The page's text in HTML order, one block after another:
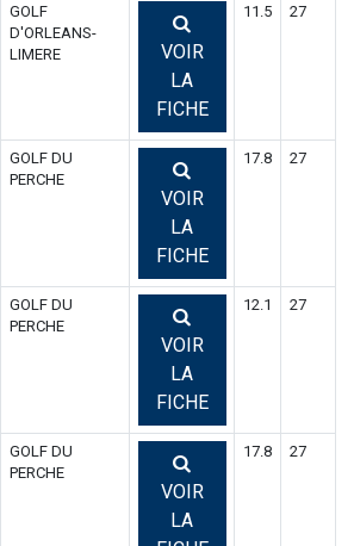
GOLF
D'ORLEANS-
LIMERE
VOIR
LA
FICHE
11.5 27
GOLF DU
PERCHE
VOIR
LA
FICHE
17.8 27
GOLF DU
PERCHE
VOIR
LA
FICHE
12.1 27
GOLF DU
PERCHE
VOIR
LA
17.8 27